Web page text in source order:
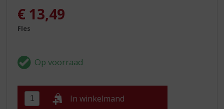
€ 13,49
Fles
In winkelmand